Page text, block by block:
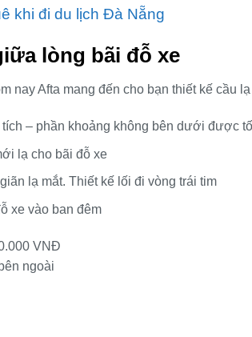
khi đi du lịch Đà Nẵng
lòng bãi đỗ xe
nay Afta mang đến cho bạn thiết kế cầu
tích – phần khoảng không bên dưới được
lạ cho bãi đỗ xe
lạ mắt. Thiết kế lối đi vòng trái tim
xe vào ban đêm
VNĐ
ngoài